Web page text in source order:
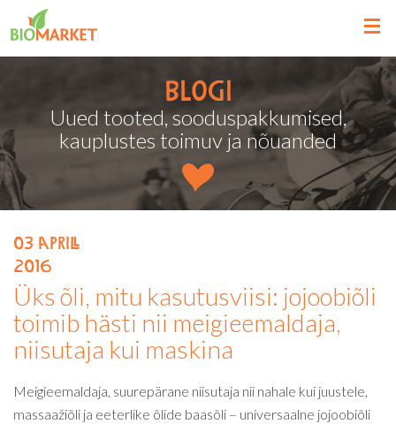
Blogi
Uued tooted, sooduspakkumised,
kauplustes toimuv ja nõuanded
03 aprill
2016
Üks õli, mitu kasutusviisi: jojoobiõli
toimib hästi nii meigieemaldaja,
niisutaja kui maskina
Meigieemaldaja, suurepärane niisutaja nii nahale kui juustele,
massaažiõli ja eeterlike õlide baasõli – universaalne jojoobiõli